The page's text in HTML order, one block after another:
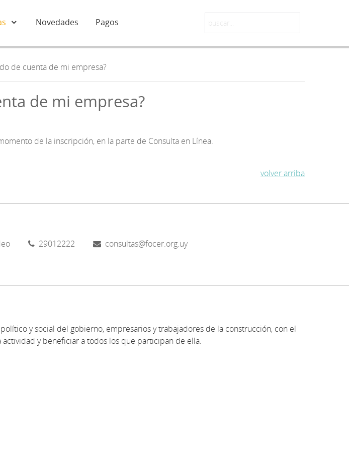
Novedades Pagos
de cuenta de mi empresa?
de mi empresa?
de la inscripción, en la parte de Consulta en Línea.
volver arriba
29012222 consultas@focer.org.uy
político y social del gobierno, empresarios y trabajadores de la construcción, con el
y beneficiar a todos los que participan de ella.